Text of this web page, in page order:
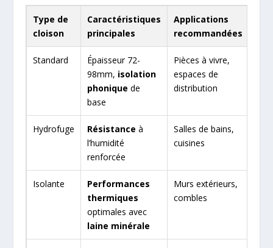
Type de
cloison
Caractéristiques
principales
Applications
recommandées
Standard
Épaisseur 72-
98mm, isolation
phonique de
base
Pièces à vivre,
espaces de
distribution
Hydrofuge Résistance à
l’humidité
renforcée
Salles de bains,
cuisines
Isolante
Performances
thermiques
optimales avec
laine minérale
Murs extérieurs,
combles